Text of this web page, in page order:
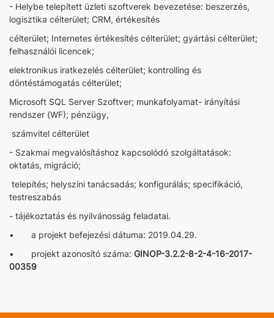
- Helybe telepített üzleti szoftverek bevezetése: beszerzés,
logisztika célterület; CRM, értékesítés
célterület; Internetes értékesítés célterület; gyártási célterület;
felhasználói licencek;
elektronikus iratkezelés célterület; kontrolling és
döntéstámogatás célterület;
Microsoft SQL Server Szoftver; munkafolyamat- irányítási
rendszer (WF); pénzügy,
számvitel célterület
- Szakmai megvalósításhoz kapcsolódó szolgáltatások:
oktatás, migráció;
telepítés; helyszíni tanácsadás; konfigurálás; specifikáció,
testreszabás
- tájékoztatás és nyilvánosság feladatai.
• a projekt befejezési dátuma: 2019.04.29.
• projekt azonosító száma: GINOP-3.2.2-8-2-4-16-2017-
00359